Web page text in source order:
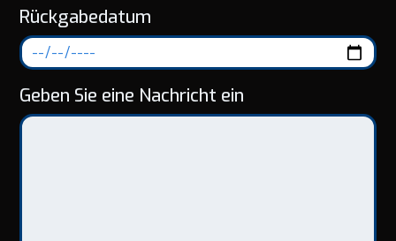
Rückgabedatum
Geben Sie eine Nachricht ein